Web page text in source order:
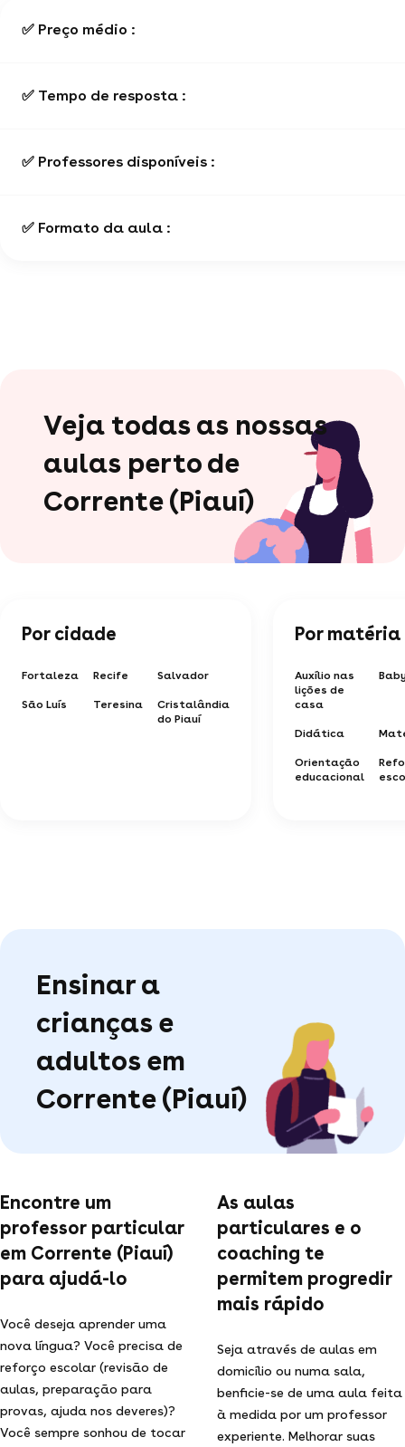
✅ Preço médio :
✅ Tempo de resposta :
✅ Professores disponíveis :
✅ Formato da aula :
Veja todas as nossas
aulas perto de
Corrente (Piauí)
Por cidade
Fortaleza Recife Salvador
São Luís Teresina
Cristalândia
do Piauí
Por matéria
Auxílio nas
lições de
casa
Didática
Orientação
educacional
Ensinar a
crianças e
adultos em
Corrente (Piauí)
Encontre um
professor particular
em Corrente (Piauí)
para ajudá-lo
Você deseja aprender uma
nova língua? Você precisa de
reforço escolar (revisão de
aulas, preparação para
provas, ajuda nos deveres)?
Você sempre sonhou de tocar
As aulas
particulares e o
coaching te
permitem progredir
mais rápido
Seja através de aulas em
domicílio ou numa sala,
benficie-se de uma aula feita
à medida por um professor
experiente. Melhorar suas